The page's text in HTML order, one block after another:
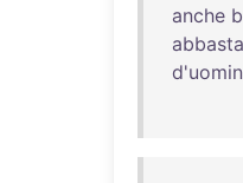
anche